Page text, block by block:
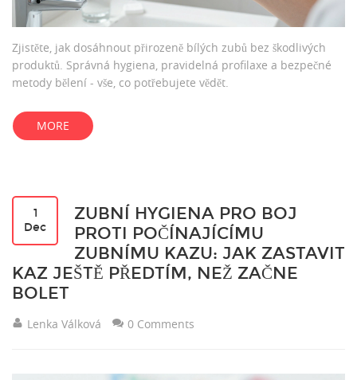
Zjistěte, jak dosáhnout přirozeně bílých zubů bez škodlivých
produktů. Správná hygiena, pravidelná profilaxe a bezpečné
metody bělení - vše, co potřebujete vědět.
MORE
1
Dec
ZUBNÍ HYGIENA PRO BOJ
PROTI POČÍNAJÍCÍMU
ZUBNÍMU KAZU: JAK ZASTAVIT
KAZ JEŠTĚ PŘEDTÍM, NEŽ ZAČNE
BOLET
Lenka Válková 0 Comments